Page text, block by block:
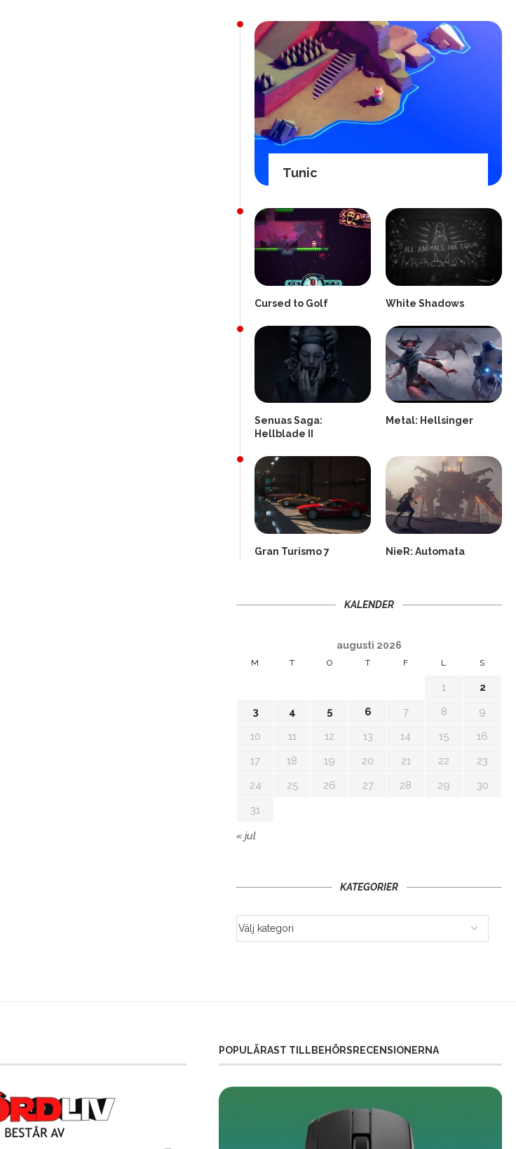
Tunic
Cursed to Golf White Shadows
Senuas Saga:
Hellblade II
Metal: Hellsinger
Gran Turismo 7 NieR: Automata
KALENDER
augusti 2026
M T O T F L S
1
2
3
4 5 6 7 8
9
10
11 12 13 14 15
16
17
18 19 20 21 22
23
24
25 26 27 28 29
30
31
« jul
KATEGORIER
POPULÄRAST TILLBEHÖRSRECENSIONERNA